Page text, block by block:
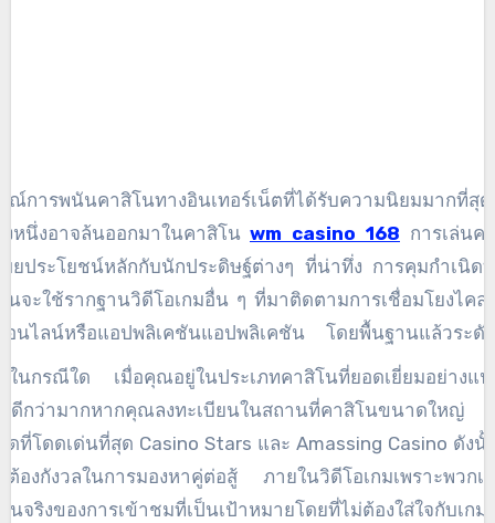
ณ์การพนันคาสิโนทางอินเทอร์เน็ตที่ได้รับความนิยมมากที่สุด
งหนึ่งอาจล้นออกมาในคาสิโน wm casino 168 การเล่นค
ผยประโยชน์หลักกับนักประดิษฐ์ต่างๆ ที่น่าทึ่ง การคุมกำเนิด
นจะใช้รากฐานวิดีโอเกมอื่น ๆ ที่มาติดตามการเชื่อมโยงไคล
อนไลน์หรือแอปพลิเคชันแอปพลิเคชัน โดยพื้นฐานแล้วระดั
ดิมพันทุกครั้งมีอยู่ในความมหัศจรรย์ของฉัน ส่วนตัว และทุกค
าแข่งขัน พวกเขาสามารถเป็นแชมป์ที่ต้องการได้ เงินเ
ใหญ่เหล่านี้มีมูลค่ามากกว่า 1 1,000 เงินและบางสถานก
ภัยมาก คุณสามารถรับรางวัลเหล่านี้ได้อย่างแน่นอนที่
หญ่บนเครือข่ายเน็ตที่เป็นอยู่และเป็นที่ชื่นชมอย่างมากในโลก
ในกรณีใด เมื่อคุณอยู่ในประเภทคาสิโนที่ยอดเยี่ยมอย่างแ
ดีกว่ามากหากคุณลงทะเบียนในสถานที่คาสิโนขนาดใหญ่
ดที่โดดเด่นที่สุด Casino Stars และ Amassing Casino ดัง
ต้องกังวลในการมองหาคู่ต่อสู้ ภายในวิดีโอเกมเพราะพวกเ
นจริงของการเข้าชมที่เป็นเป้าหมายโดยที่ไม่ต้องใส่ใจกับเกม